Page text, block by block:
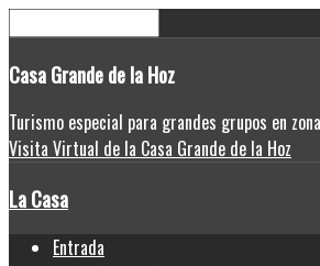
CasaGrande de la Hoz
Turismo especial para grandes grupos en
Visita Virtual de la Casa Grande de la Hoz
La Casa
Entrada